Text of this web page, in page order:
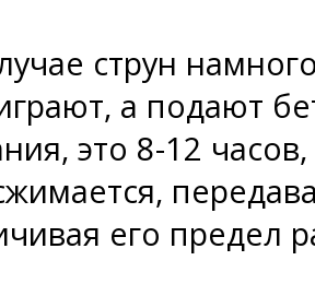
струн
а подают
это 8-12
его предел